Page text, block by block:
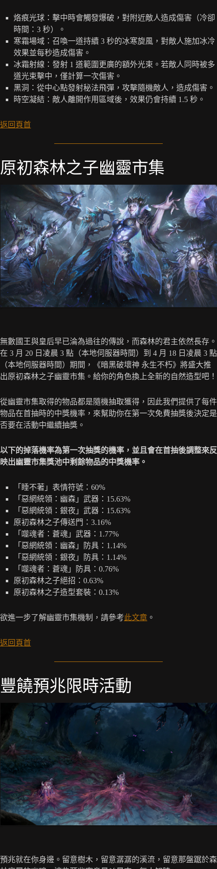
烙痕光球：擊中時會觸發爆破，對附近敵人造成傷害（冷卻
時間：3 秒）。
寒霜場域：召喚一道持續 3 秒的冰寒旋風，對敵人施加冰冷
效果並每秒造成傷害。
冰霜射線：發射 1 道範圍更廣的額外光束。若敵人同時被多
道光束擊中，僅計算一次傷害。
黑洞：從中心點發射秘法飛彈，攻擊隨機敵人，造成傷害。
時空凝結：敵人離開作用區域後，效果仍會持續 1.5 秒。
返回頁首
原初森林之子幽靈市集
無數國王與皇后早已淪為過往的傳說，而森林的君主依然長存。
在 3 月 20 日凌晨 3 點（本地伺服器時間）到 4 月 18 日凌晨 3 點
（本地伺服器時間）期間，《暗黑破壞神 永生不朽》將盛大推
出原初森林之子幽靈市集。給你的角色換上全新的自然造型吧！
從幽靈市集取得的物品都是隨機抽取獲得，因此我們提供了每件
物品在首抽時的中獎機率，來幫助你在第一次免費抽獎後決定是
否要在活動中繼續抽獎。
以下的掉落機率為第一次抽獎的機率，並且會在首抽後調整來反
映出幽靈市集獎池中剩餘物品的中獎機率。
「睡不著」表情符號：60%
「惡網統領：幽森」武器：15.63%
「惡網統領：銀夜」武器：15.63%
原初森林之子傳送門：3.16%
「噬魂者：蒼魂」武器：1.77%
「惡網統領：幽森」防具：1.14%
「惡網統領：銀夜」防具：1.14%
「噬魂者：蒼魂」防具：0.76%
原初森林之子絕招：0.63%
原初森林之子造型套裝：0.13%
欲進一步了解幽靈市集機制，請參考此文章 。
返回頁首
豐饒預兆限時活動
預兆就在你身邊。留意樹木，留意潺潺的溪流，留意那盤踞於森